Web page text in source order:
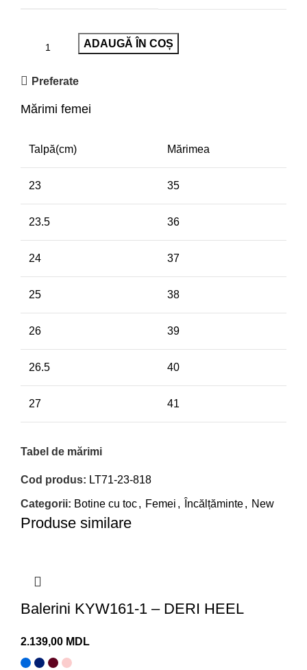
ADAUGĂ ÎN COȘ
Preferate
Mărimi femei
Talpă(cm) Mărimea
23 35
23.5 36
24 37
25 38
26 39
26.5 40
27 41
Tabel de mărimi
Cod produs: LT71-23-818
Categorii: Botine cu toc, Femei , Încălțăminte, New
Produse similare
Balerini KYW161-1 – DERI HEEL
MDL